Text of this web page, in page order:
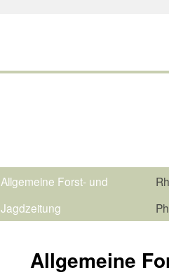
Allgemeine Forst- und
Jagdzeitung
Allgemeine